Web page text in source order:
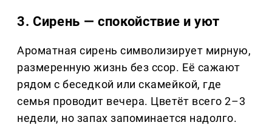
3. Сирень — спокойствие и уют
Ароматная сирень символизирует мирную,
размеренную жизнь без ссор. Её сажают
рядом с беседкой или скамейкой, где
семья проводит вечера. Цветёт всего 2–3
недели, но запах запоминается надолго.